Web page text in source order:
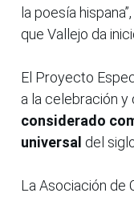
la poesía
que Vallejo da
El Proyecto
a la celebración y
considerado
universal del
La Asociación de